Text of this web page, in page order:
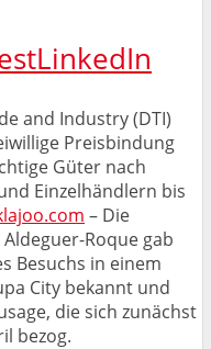
LinkedIn
and Industry (DTI)
Preisbindung
Güter nach
Einzelhändlern bis
– Die
Roque gab
Besuchs in einem
City bekannt und
die sich zunächst
bezog.